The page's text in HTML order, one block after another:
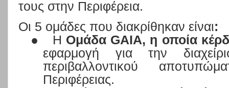
τους στην Περιφέρεια.
Οι 5 ομάδες που διακρίθηκαν είναι:
●
H Ομάδα GAIA, η οποία
εφαρμογή για την
περιβαλλοντικού
Περιφέρειας.